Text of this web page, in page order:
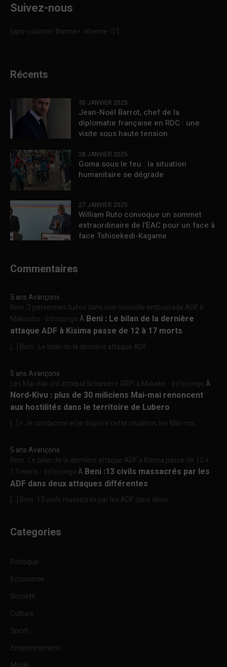
Suivez-nous
[aps-counter theme= »theme-5″]
Récents
30 JANVIER 2025
Jean-Noël Barrot, chef de la
diplomatie française en RDC : une
visite sous haute tension
28 JANVIER 2025
Goma sous le feu : la situation
humanitaire se dégrade
27 JANVIER 2025
William Ruto convoque un sommet
extraordinaire de l’EAC pour un face à
face Tshisekedi-Kagame
Commentaires
5 ans Avançons
Beni :3 personnes tuées dans une nouvelle embuscade ADF à
Makisabo - InfocongoÀ Beni : Le bilan de la dernière
attaque ADF à Kisima passe de 12 à 17 morts
[…] Beni : Le bilan de la dernière attaque ADF...
5 ans Avançons
Les Mai-mai ont attaqué la barrière GRPI à Makeke - InfocongoÀ
Nord-Kivu : plus de 30 miliciens Mai-mai renoncent
aux hostilités dans le territoire de Lubero
[…] « Je condamne et je déplore cette situation, les Mai-mai...
5 ans Avançons
Beni : Le bilan de la dernière attaque ADF à Kisima passe de 12 à
17 morts - InfocongoÀ Beni :13 civils massacrés par les
ADF dans deux attaques différentes
[…] Beni :13 civils massacrés par les ADF dans deux...
Categories
Politique
Economie
Société
Culture
Sport
Environnement
Mode